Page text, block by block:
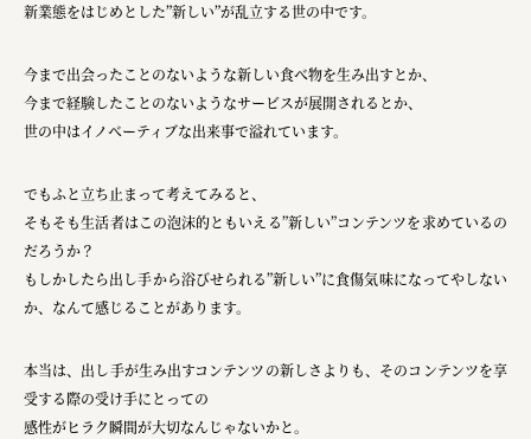
新業態をはじめとした”新しい”が乱立する世の中です。
今まで出会ったことのないような新しい食べ物を生み出すとか、
今まで経験したことのないようなサービスが展開されるとか、
世の中はイノベーティブな出来事で溢れています。
でもふと立ち止まって考えてみると、
そもそも生活者はこの泡沫的ともいえる”新しい”コンテンツを求めているの
だろうか？
もしかしたら出し手から浴びせられる”新しい”に食傷気味になってやしない
か、なんて感じることがあります。
本当は、出し手が生み出すコンテンツの新しさよりも、そのコンテンツを享
受する際の受け手にとっての
感性がヒラク瞬間が大切なんじゃないかと。